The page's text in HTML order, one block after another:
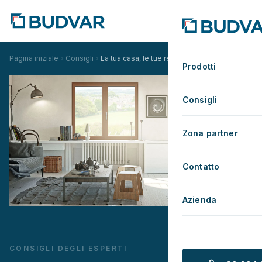
Prodotti
Consigli
Zona partner
Contatto
Azienda
Pagina iniziale Consigli La tua casa, le tue regole
CONSIGLI DEGLI ESPERTI